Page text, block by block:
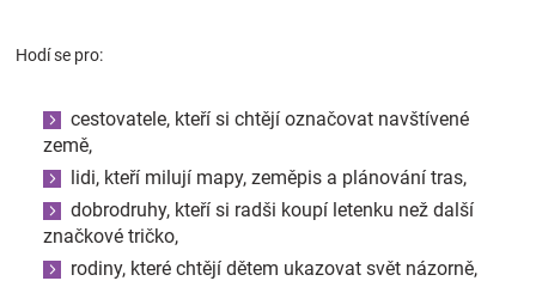
Hodí se pro:
cestovatele, kteří si chtějí označovat navštívené
země,
lidi, kteří milují mapy, zeměpis a plánování tras,
dobrodruhy, kteří si radši koupí letenku než další
značkové tričko,
rodiny, které chtějí dětem ukazovat svět názorně,